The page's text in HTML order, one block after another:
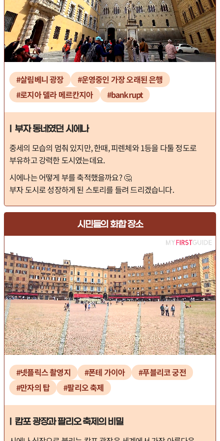
#살림베니 광장
#운영중인 가장 오래된 은행
#로지아 델라 메르칸지아
#bankrupt
I 부자 동네였던 시에나
중세의 모습의 멈춰 있지만, 한때, 피렌체와 1등을 다툴 정도로
부유하고 강력한 도시였는데요.
시에나는 어떻게 부를 축적했을까요? 🤔
부자 도시로 성장하게 된 스토리를 들려 드리겠습니다.
시민들의 화합 장소
#넷플릭스 촬영지 #폰테 가이아
#푸블리코 궁전
#만자의 탑
#팔리오 축제
I 캄포 광장과 팔리오 축제의 비밀